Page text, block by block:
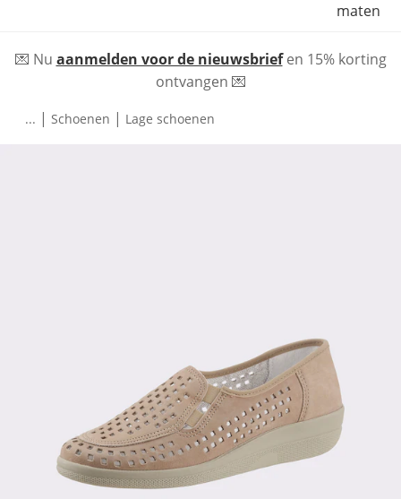
maten
💌 Nu aanmelden voor de nieuwsbriefen 15% korting
ontvangen 💌
... | Schoenen | Lage schoenen